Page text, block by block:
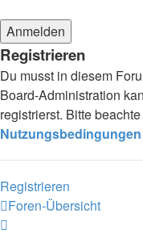
Registrieren
Du musst in diesem
Board-Administration
registrierst. Bitte
Nutzungsbedingungen
Registrieren
Foren-Übersicht